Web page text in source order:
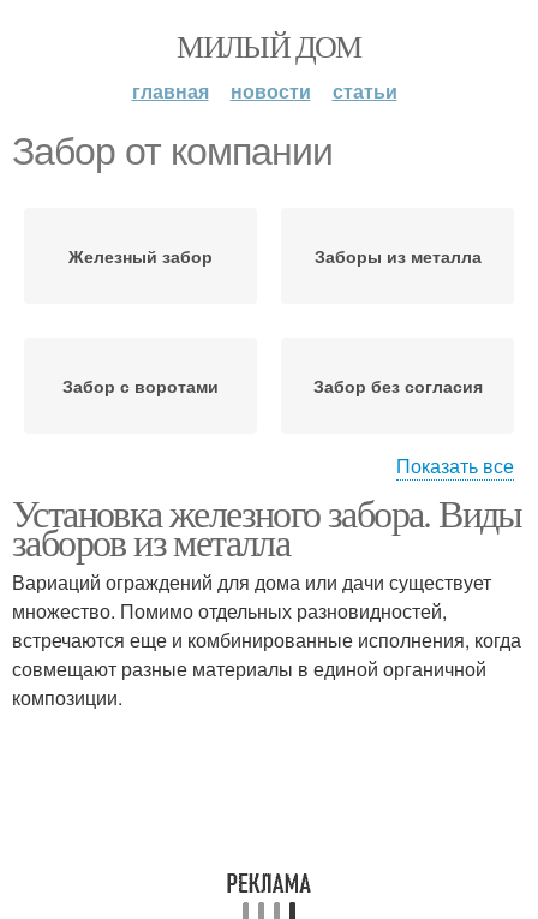
МИЛЫЙ ДОМ
главная новости статьи
Забор от компании
Железный забор Заборы из металла
Забор с воротами Забор без согласия
Требования к заборам Забор во владимире
Забор на даче Столбы для забора
Показать все
Установка железного забора. Виды
заборов из металла
Вариаций ограждений для дома или дачи существует
множество. Помимо отдельных разновидностей,
встречаются еще и комбинированные исполнения, когда
совмещают разные материалы в единой органичной
композиции.